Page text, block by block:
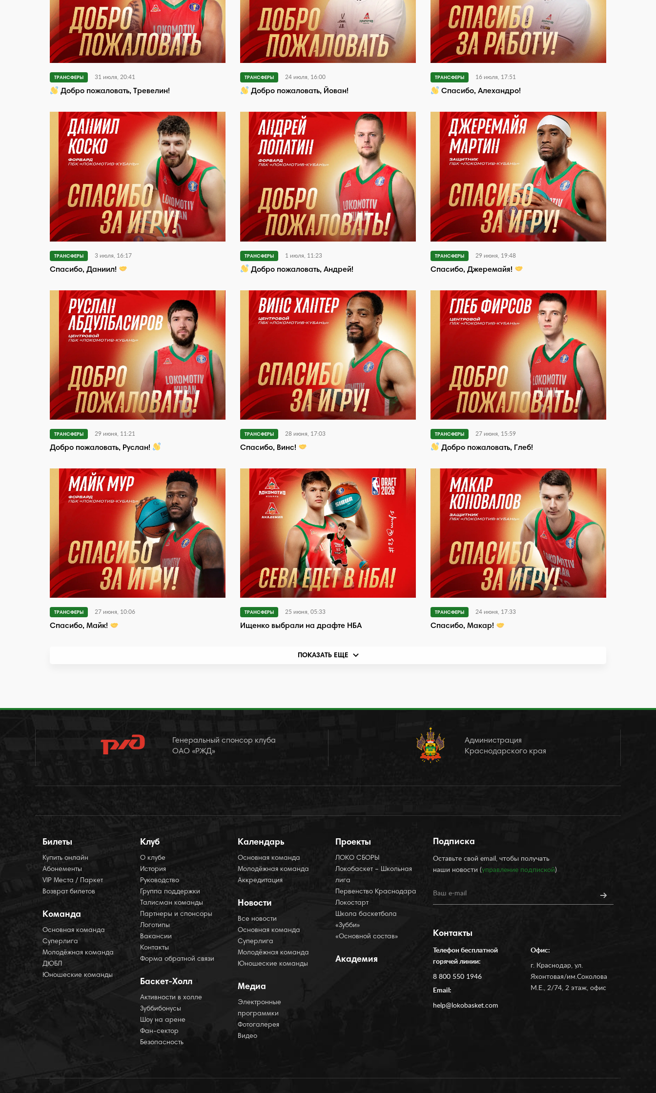
ТРАНСФЕРЫ 31 июля, 20:41
Добро пожаловать, Тревелин!
ТРАНСФЕРЫ 24 июля, 16:00
Добро пожаловать, Йован!
ТРАНСФЕРЫ 16 июля, 17:51
Спасибо, Алехандро!
ТРАНСФЕРЫ 3 июля, 16:17
Спасибо, Даниил!
ТРАНСФЕРЫ 1 июля, 11:23
Добро пожаловать, Андрей!
ТРАНСФЕРЫ 29 июня, 19:48
Спасибо, Джеремайя!
ТРАНСФЕРЫ 29 июня, 11:21
Добро пожаловать, Руслан!
ТРАНСФЕРЫ 28 июня, 17:03
Спасибо, Винс!
ТРАНСФЕРЫ 27 июня, 15:59
Добро пожаловать, Глеб!
ТРАНСФЕРЫ 27 июня, 10:06
Спасибо, Майк!
ТРАНСФЕРЫ 25 июня, 05:33
Ищенко выбрали на драфте НБА
ТРАНСФЕРЫ 24 июня, 17:33
Спасибо, Макар!
ПОКАЗАТЬ ЕЩЕ
Генеральный спонсор клуба
ОАО «РЖД»
Администрация
Краснодарского края
Билеты
Купить онлайн
Абонементы
VIP Места / Паркет
Возврат билетов
Команда
Основная команда
Суперлига
Молодёжная команда
ДЮБЛ
Юношеские команды
Клуб
О клубе
История
Руководство
Группа поддержки
Талисман команды
Партнеры и спонсоры
Логотипы
Вакансии
Контакты
Форма обратной связи
Баскет-Холл
Активности в холле
Зуббибонусы
Шоу на арене
Фан-сектор
Безопасность
Календарь
Основная команда
Молодёжная команда
Аккредитация
Новости
Все новости
Основная команда
Суперлига
Молодёжная команда
Юношеские команды
Медиа
Электронные
программки
Фотогалерея
Видео
Проекты
ЛОКО СБОРЫ
Локобаскет – Школьная
лига
Первенство Краснодара
Локостарт
Школа баскетбола
«Зубби»
«Основной состав»
Академия
Подписка
Оставьте свой email, чтобы получать
наши новости (управление подпиской)
Контакты
Телефон бесплатной
горячей линии:
8 800 550 1946
Email:
help@lokobasket.com
Офис:
г. Краснодар, ул.
Яхонтовая/им.Соколова
М.Е., 2/74, 2 этаж, офис